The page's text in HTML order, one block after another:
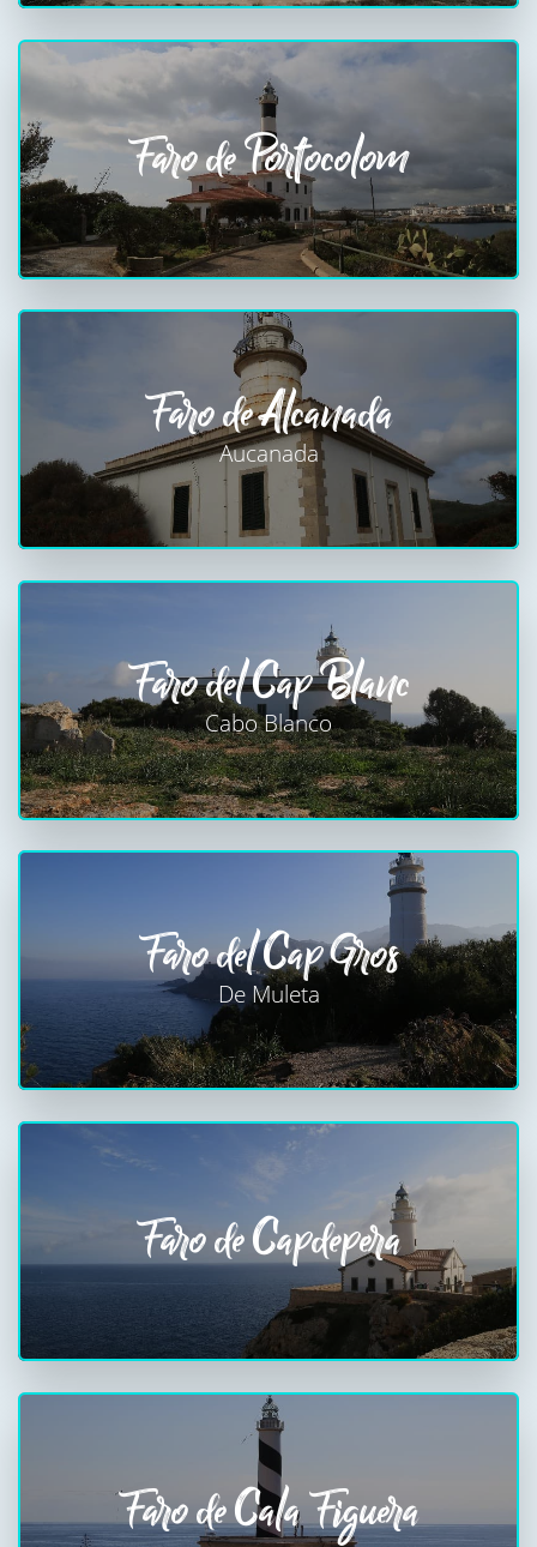
Faro de Portocolom
Faro de Alcanada
Aucanada
Faro del Cap Blanc
Cabo Blanco
Faro del Cap Gros
De Muleta
Faro de Capdepera
Faro de Cala Figuera